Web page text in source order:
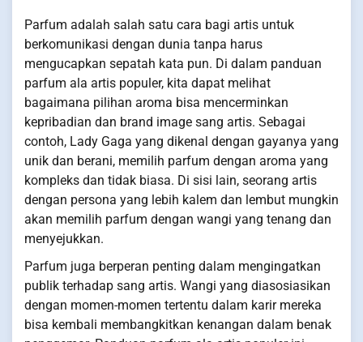
Parfum adalah salah satu cara bagi artis untuk
berkomunikasi dengan dunia tanpa harus
mengucapkan sepatah kata pun. Di dalam panduan
parfum ala artis populer, kita dapat melihat
bagaimana pilihan aroma bisa mencerminkan
kepribadian dan brand image sang artis. Sebagai
contoh, Lady Gaga yang dikenal dengan gayanya yang
unik dan berani, memilih parfum dengan aroma yang
kompleks dan tidak biasa. Di sisi lain, seorang artis
dengan persona yang lebih kalem dan lembut mungkin
akan memilih parfum dengan wangi yang tenang dan
menyejukkan.
Parfum juga berperan penting dalam mengingatkan
publik terhadap sang artis. Wangi yang diasosiasikan
dengan momen-momen tertentu dalam karir mereka
bisa kembali membangkitkan kenangan dalam benak